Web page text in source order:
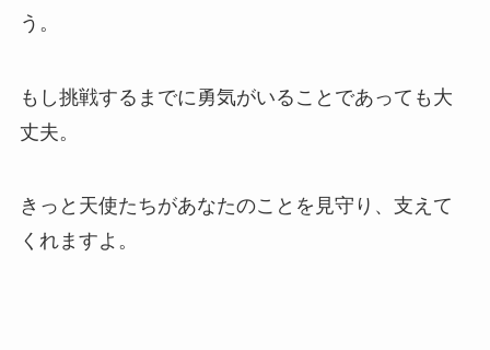
う。
もし挑戦するまでに勇気がいることであっても大
丈夫。
きっと天使たちがあなたのことを見守り、支えて
くれますよ。